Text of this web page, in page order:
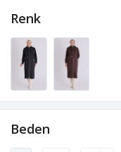
Renk
Beden